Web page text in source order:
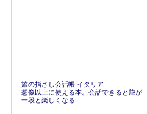
旅の指さし会話帳 イタリア
想像以上に使える本。会話できると旅が
一段と楽しくなる